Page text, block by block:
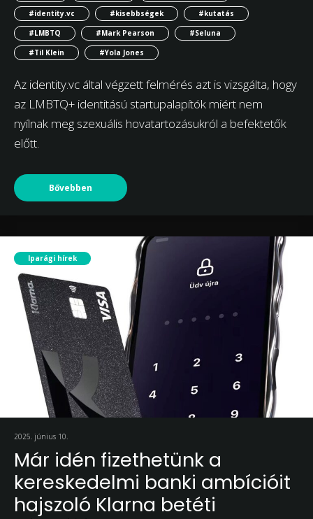
#identity.vc
#kisebbségek
#kutatás
#LMBTQ
#Mark Pearson
#Seluna
#Til Klein
#Yola Jones
Az identity.vc által végzett felmérés azt is vizsgálta, hogy
az LMBTQ+ identitású startupalapítók miért nem
nyílnak meg szexuális hovatartozásukról a befektetők
előtt.
Bővebben
Iparági hírek
2025. június 10.
Már idén fizethetünk a
kereskedelmi banki ambícióit
hajszoló Klarna betéti